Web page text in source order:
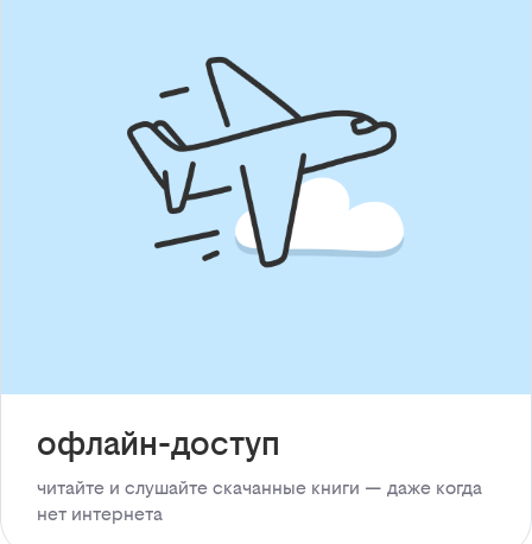
офлайн-доступ
читайте и слушайте скачанные книги — даже когда
нет интернета